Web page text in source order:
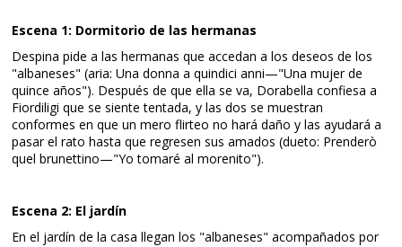
Escena 1: Dormitorio de las hermanas
Despina pide a las hermanas que accedan a los deseos de los
"albaneses" (aria: Una donna a quindici anni—"Una mujer de
quince años"). Después de que ella se va, Dorabella confiesa a
Fiordiligi que se siente tentada, y las dos se muestran
conformes en que un mero flirteo no hará daño y las ayudará a
pasar el rato hasta que regresen sus amados (dueto: Prenderò
quel brunettino—"Yo tomaré al morenito").
Escena 2: El jardín
En el jardín de la casa llegan los "albaneses" acompañados por